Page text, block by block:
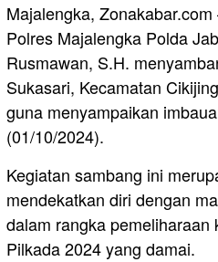
Majalengka,
Polres Majalengka Polda
Rusmawan, S.H.
Sukasari, Kecamatan
guna menyampaikan
(01/10/2024).
Kegiatan sambang ini
mendekatkan diri dengan
dalam rangka pemeliharaan
Pilkada 2024 yang damai.